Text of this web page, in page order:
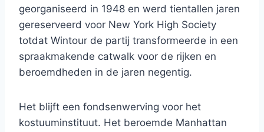
georganiseerd in 1948 en werd tientallen jaren
gereserveerd voor New York High Society
totdat Wintour de partij transformeerde in een
spraakmakende catwalk voor de rijken en
beroemdheden in de jaren negentig.
Het blijft een fondsenwerving voor het
kostuuminstituut. Het beroemde Manhattan